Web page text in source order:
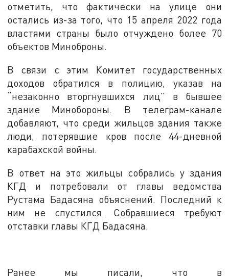
отметить, что фактически на улице они
остались из-за того, что 15 апреля 2022 года
властями страны было отчуждено более 70
объектов Миноброны.
В связи с этим Комитет государственных
доходов обратился в полицию, указав на
“незаконно вторгнувшихся лиц” в бывшее
здание Минобороны. В телеграм-канале
добавляют, что среди жильцов здания также
люди, потерявшие кров после 44-дневной
карабахской войны.
В ответ на это жильцы собрались у здания
КГД и потребовали от главы ведомства
Рустама Бадасяна объяснений. Последний к
ним не спустился. Собравшиеся требуют
отставки главы КГД Бадасяна.
Ранее мы писали, что в